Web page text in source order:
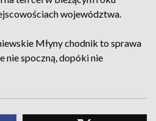
województwa.
Młyny chodnik to sprawa
nie spoczną, dopóki nie